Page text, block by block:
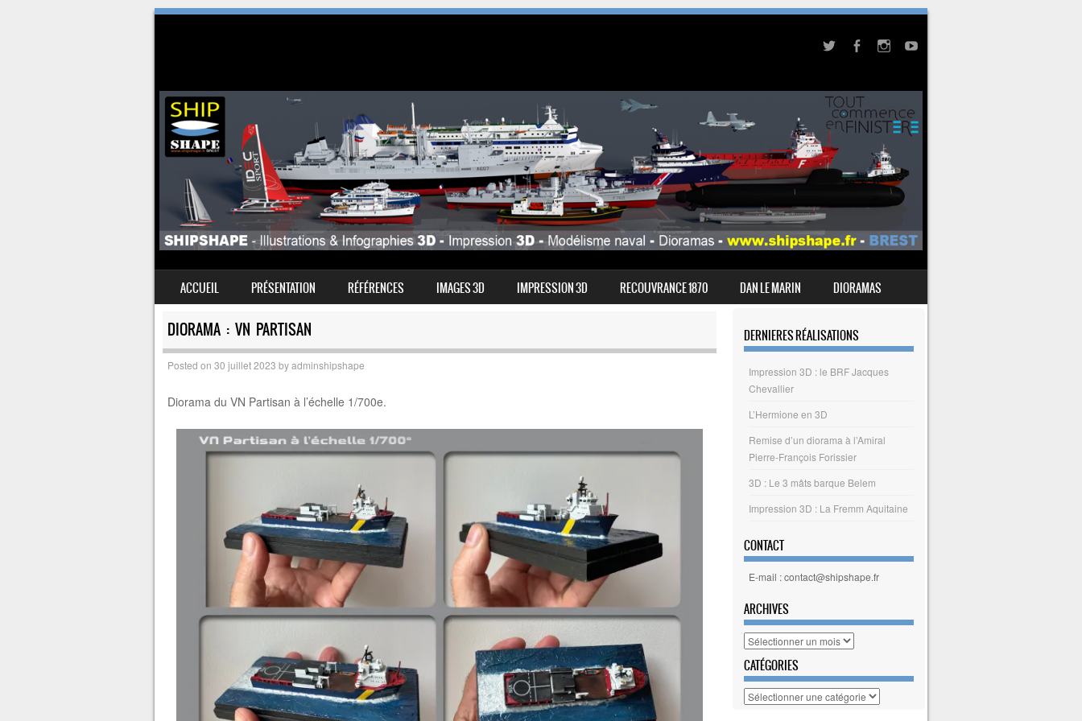
MENU
SKIP TO CONTENT
ACCUEIL PRÉSENTATION RÉFÉRENCES IMAGES 3D IMPRESSION 3D RECOUVRANCE 1870 DAN LE MARIN DIORAMAS
DIORAMA : VN PARTISAN
Posted on 30 juillet 2023 byadminshipshape
Diorama du VN Partisan à l’échelle 1/700e.
DERNIERES RÉALISATIONS
Impression 3D : le BRF Jacques
Chevallier
L’Hermione en 3D
Remise d’un diorama à l’Amiral
Pierre-François Forissier
3D : Le 3 mâts barque Belem
Impression 3D : La Fremm Aquitaine
CONTACT
E-mail : contact@shipshape.fr
ARCHIVES
Archives
CATÉGORIES
Catégories